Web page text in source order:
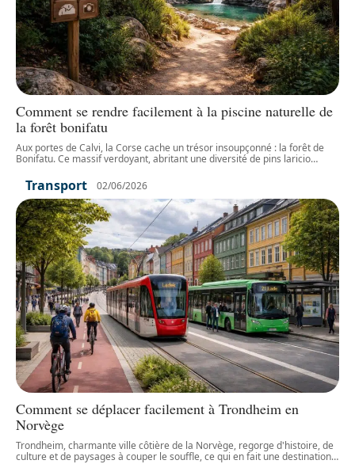
Comment se rendre facilement à la piscine naturelle de
la forêt bonifatu
Aux portes de Calvi, la Corse cache un trésor insoupçonné : la forêt de
Bonifatu. Ce massif verdoyant, abritant une diversité de pins laricio…
Transport 02/06/2026
Comment se déplacer facilement à Trondheim en
Norvège
Trondheim, charmante ville côtière de la Norvège, regorge d'histoire, de
culture et de paysages à couper le souffle, ce qui en fait une destination…